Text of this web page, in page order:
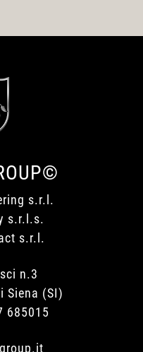
s.r.l.
s.r.l.s.
s.r.l.
n.3
Siena (SI)
685015